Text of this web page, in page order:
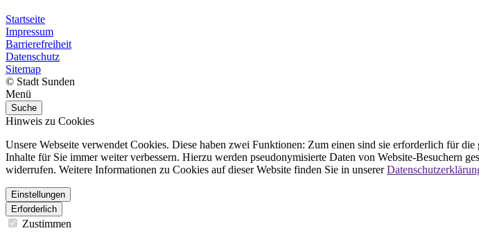
Startseite
Impressum
Barrierefreiheit
Datenschutz
Sitemap
© Stadt Sunden
Menü
Suche
Hinweis zu Cookies
Unsere Webseite verwendet Cookies. Diese haben zwei Funktionen: Zum einen sind sie erforderlich für
Inhalte für Sie immer weiter verbessern. Hierzu werden pseudonymisierte Daten von Website-Besuchern
widerrufen. Weitere Informationen zu Cookies auf dieser Website finden Sie in unserer
Einstellungen
Erforderlich
Zustimmen